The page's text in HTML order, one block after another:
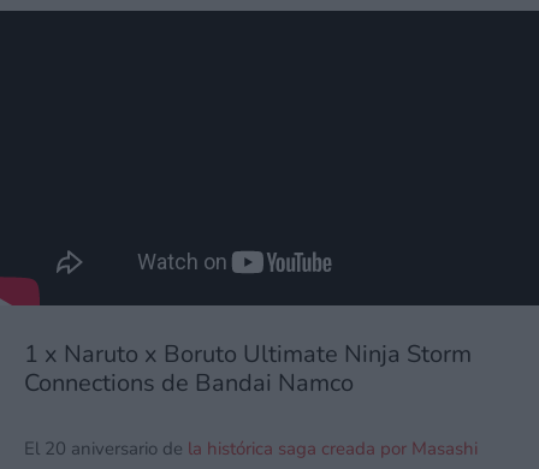
1 x Naruto x Boruto Ultimate Ninja Storm
Connections de Bandai Namco
El 20 aniversario de la histórica saga creada por Masashi